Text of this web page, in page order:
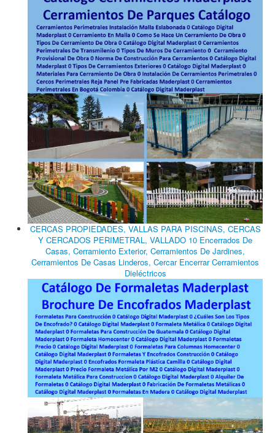
CERCAS PROPIEDADES, VALLAS PARA PISCINAS, CERCAS
Y CERCADOS PERIMETRAL, VALLADO 10 Encerrados De
Casas, Cerramiento Exterior, Cerramientos De Jardines,
Cerramientos De Casas Linderos, Cercar Encerrar Cerramientos
Dieléctricos